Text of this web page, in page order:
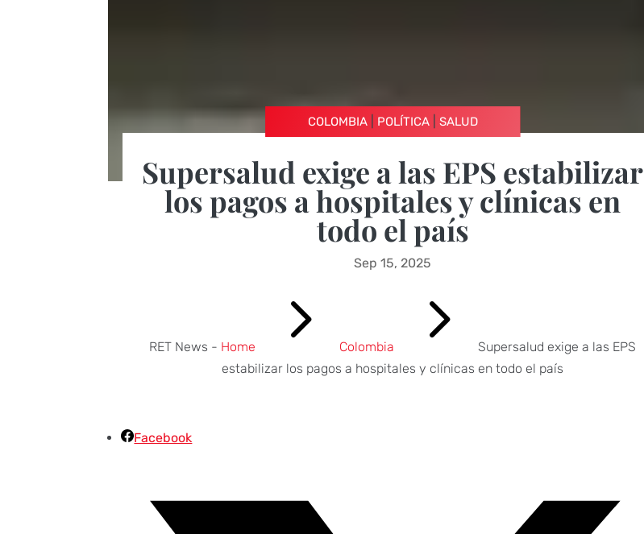
COLOMBIA| POLÍTICA| SALUD
Supersalud exige a las EPS estabilizar
los pagos a hospitales y clínicas en
todo el país
Sep 15, 2025
RET News - Home 5 Colombia 5
Supersalud exige a las EPS
estabilizar los pagos a hospitales y clínicas en todo el país
Facebook